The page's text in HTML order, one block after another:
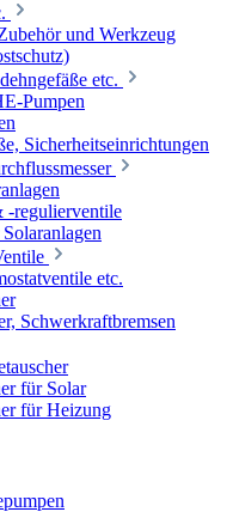
und Werkzeug
etc.
Pumpen
Sicherheitseinrichtungen
-regulierventile
etc.
Schwerkraftbremsen
für Solar
für Heizung